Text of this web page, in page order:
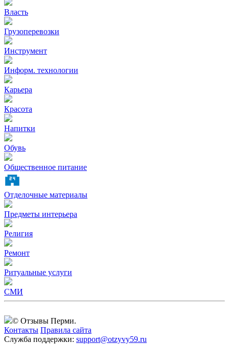
Власть
Грузоперевозки
Инструмент
Информ. технологии
Карьера
Красота
Напитки
Обувь
Общественное питание
Отделочные материалы
Предметы интерьера
Религия
Ремонт
Ритуальные услуги
СМИ
© Отзывы Перми.
Контакты Правила сайта
Служба поддержки: support@otzyvy59.ru